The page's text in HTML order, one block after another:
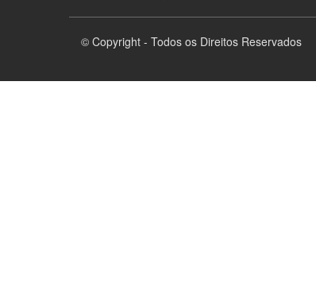
© Copyright - Todos os Direitos Reservados